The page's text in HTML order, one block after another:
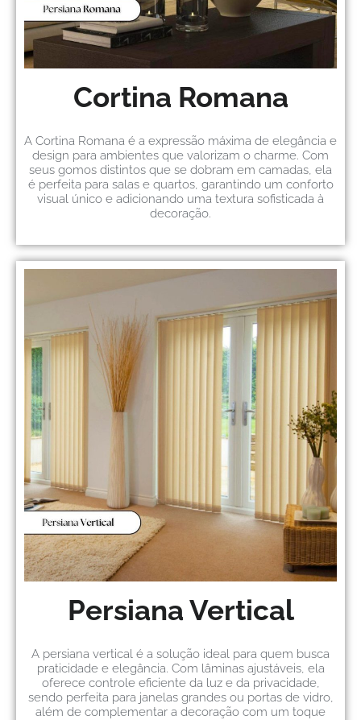
Cortina Romana
A Cortina Romana é a expressão máxima de elegância e
design para ambientes que valorizam o charme. Com
seus gomos distintos que se dobram em camadas, ela
é perfeita para salas e quartos, garantindo um conforto
visual único e adicionando uma textura sofisticada à
decoração.
Persiana Vertical
A persiana vertical é a solução ideal para quem busca
praticidade e elegância. Com lâminas ajustáveis, ela
oferece controle eficiente da luz e da privacidade,
sendo perfeita para janelas grandes ou portas de vidro,
além de complementar a decoração com um toque